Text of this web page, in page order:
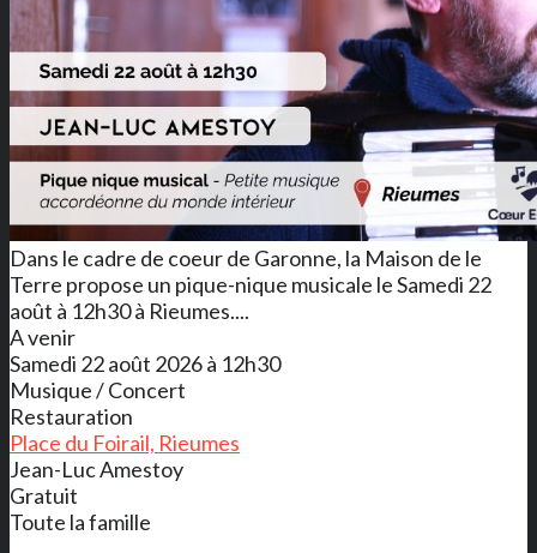
Dans le cadre de coeur de Garonne, la Maison de le
Terre propose un pique-nique musicale le Samedi 22
août à 12h30 à Rieumes....
A venir
Samedi 22 août 2026 à 12h30
Musique / Concert
Restauration
Place du Foirail, Rieumes
Jean-Luc Amestoy
Gratuit
Toute la famille